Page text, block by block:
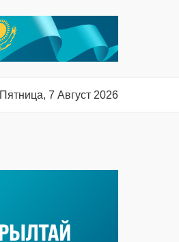
Пятница, 7 Август 2026